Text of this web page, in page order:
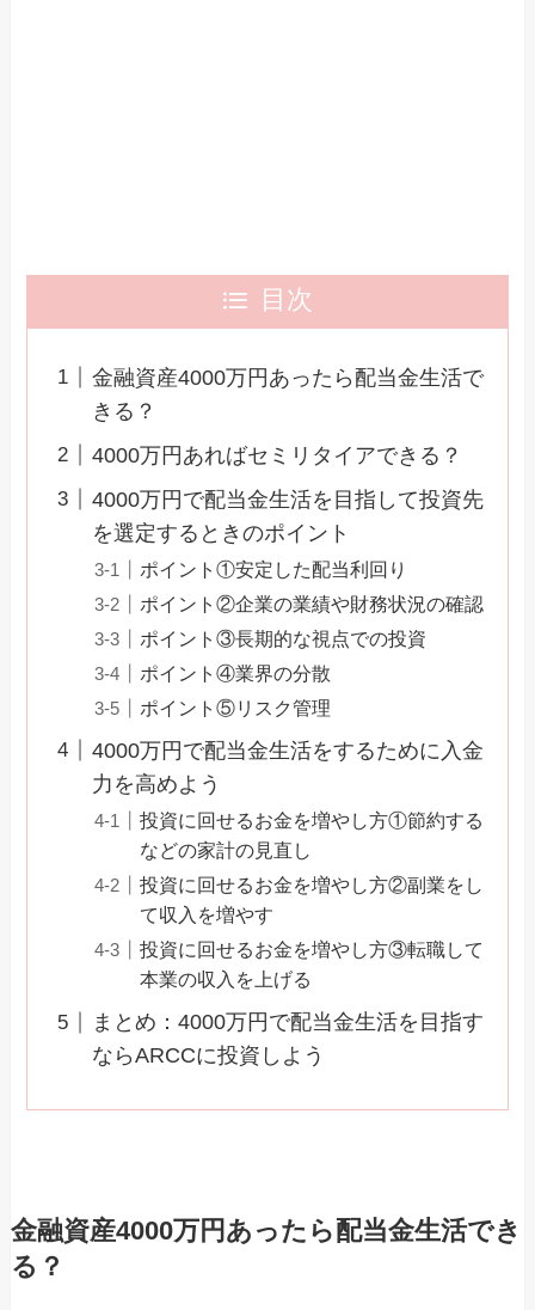
目次
金融資産4000万円あったら配当金生活で
きる？
4000万円あればセミリタイアできる？
4000万円で配当金生活を目指して投資先
を選定するときのポイント
ポイント①安定した配当利回り
ポイント②企業の業績や財務状況の確認
ポイント③長期的な視点での投資
ポイント④業界の分散
ポイント⑤リスク管理
4000万円で配当金生活をするために入金
力を高めよう
投資に回せるお金を増やし方①節約する
などの家計の見直し
投資に回せるお金を増やし方②副業をし
て収入を増やす
投資に回せるお金を増やし方③転職して
本業の収入を上げる
まとめ：4000万円で配当金生活を目指す
ならARCCに投資しよう
金融資産4000万円あったら配当金生活でき
る？